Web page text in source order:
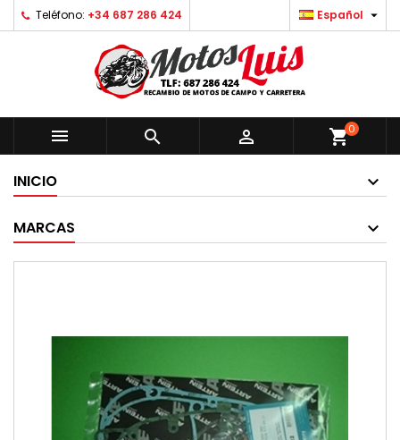
Teléfono: +34 687 286 424 Español 
   shopping_cart0
INICIO
MARCAS